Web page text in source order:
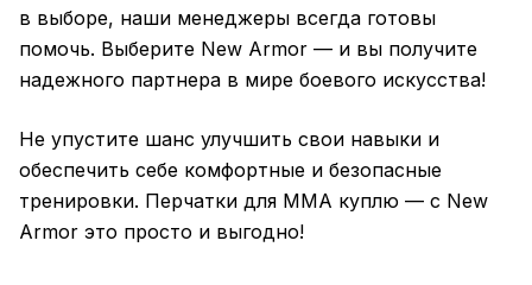
в выборе, наши менеджеры всегда готовы
помочь. Выберите New Armor — и вы получите
надежного партнера в мире боевого искусства!
Не упустите шанс улучшить свои навыки и
обеспечить себе комфортные и безопасные
тренировки. Перчатки для ММА куплю — с New
Armor это просто и выгодно!